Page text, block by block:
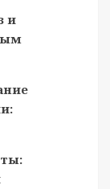
и